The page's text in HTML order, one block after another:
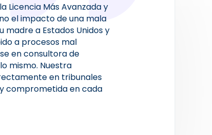
Licencia Más Avanzada y
el impacto de una mala
madre a Estados Unidos y
a procesos mal
en consultora de
mismo. Nuestra
en tribunales
comprometida en cada